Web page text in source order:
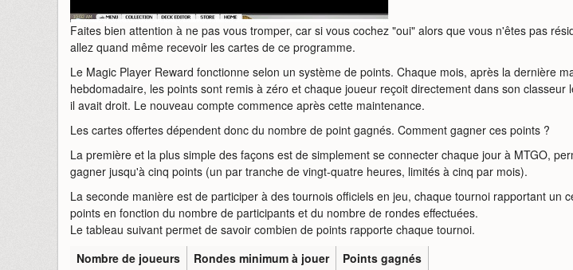
Faites bien attention à ne pas vous tromper, car si vous cochez "oui" alors que vous n'êtes pas
allez quand même recevoir les cartes de ce programme.
Le Magic Player Reward fonctionne selon un système de points. Chaque mois, après la dernière
hebdomadaire, les points sont remis à zéro et chaque joueur reçoit directement dans son classeur
il avait droit. Le nouveau compte commence après cette maintenance.
Les cartes offertes dépendent donc du nombre de point gagnés. Comment gagner ces points ?
La première et la plus simple des façons est de simplement se connecter chaque jour à MTGO,
gagner jusqu'à cinq points (un par tranche de vingt-quatre heures, limités à cinq par mois).
La seconde manière est de participer à des tournois officiels en jeu, chaque tournoi rapportant un
points en fonction du nombre de participants et du nombre de rondes effectuées.
Le tableau suivant permet de savoir combien de points rapporte chaque tournoi.
Nombre de joueurs
Rondes minimum à jouer
Points gagnés